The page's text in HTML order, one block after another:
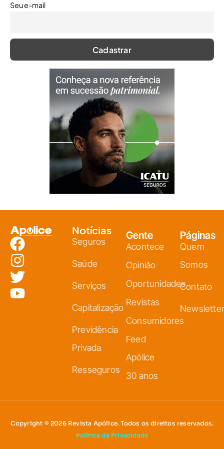
Seu e-mail
Notícias
Seguros
Saúde
Serviços
Capitalização
Previdência
Privada
Resseguros
Gente
Acontece
Opinião
Oportunidades
Revistas
Consumidores
Feed
Apólice
30 anos
Páginas
Quem
Somos
Contato
Newsletter
Copyright © 2026 Revista Apólice. Todos os direitos reservados.
Política de Privacidade